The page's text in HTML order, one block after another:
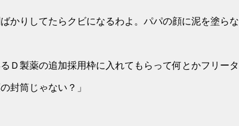
かりしてたらクビになるわよ。パパの顔に泥を塗らな
製薬の追加採用枠に入れてもらって何とかフリータ
封筒じゃない？」